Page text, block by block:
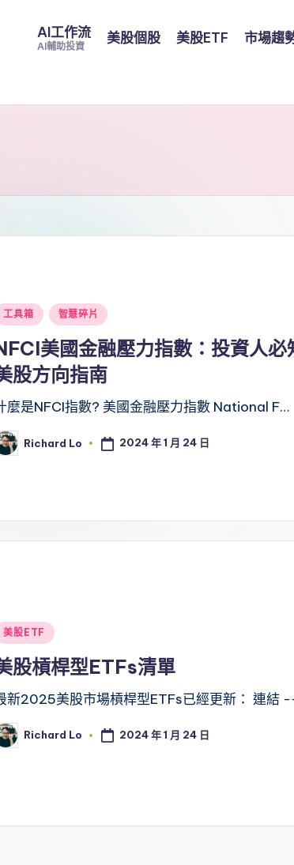
AI工作流
AI輔助投資
美股個股 美股ETF 市場趨
工具箱 智慧碎片
美國金融壓力指數：投資人必
股方向指南
麼是NFCI指數? 美國金融壓力指數 National F…
Richard Lo 2024 年 1 月 24 日
美股ETF
股槓桿型ETFs清單
新2025美股市場槓桿型ETFs已經更新： 連結
Richard Lo 2024 年 1 月 24 日